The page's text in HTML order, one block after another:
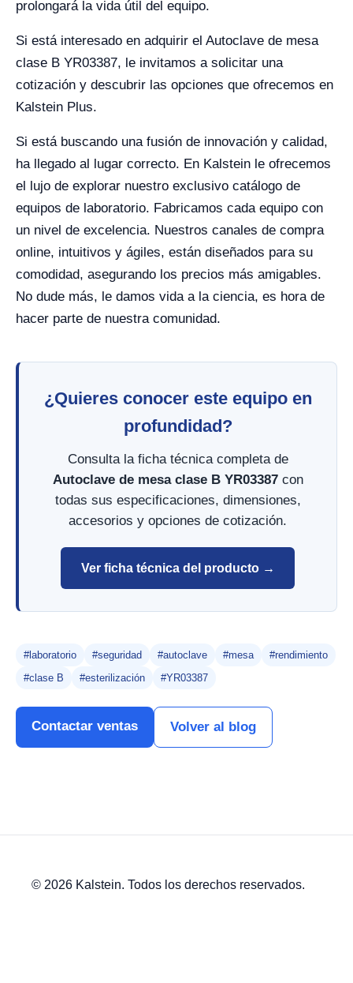
prolongará la vida útil del equipo.
Si está interesado en adquirir el Autoclave de mesa
clase B YR03387, le invitamos a solicitar una
cotización y descubrir las opciones que ofrecemos en
Kalstein Plus.
Si está buscando una fusión de innovación y calidad,
ha llegado al lugar correcto. En Kalstein le ofrecemos
el lujo de explorar nuestro exclusivo catálogo de
equipos de laboratorio. Fabricamos cada equipo con
un nivel de excelencia. Nuestros canales de compra
online, intuitivos y ágiles, están diseñados para su
comodidad, asegurando los precios más amigables.
No dude más, le damos vida a la ciencia, es hora de
hacer parte de nuestra comunidad.
¿Quieres conocer este equipo en
profundidad?
Consulta la ficha técnica completa de
Autoclave de mesa clase B YR03387con
todas sus especificaciones, dimensiones,
accesorios y opciones de cotización.
Ver ficha técnica del producto →
#laboratorio #seguridad #autoclave #mesa
#rendimiento
#clase B
#esterilización #YR03387
Contactar ventas Volver al blog
© 2026 Kalstein. Todos los derechos reservados.